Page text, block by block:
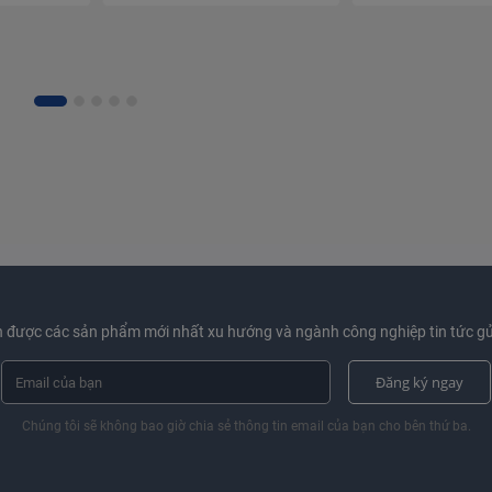
được các sản phẩm mới nhất xu hướng và ngành công nghiệp tin tức
Đăng ký ngay
Chúng tôi sẽ không bao giờ chia sẻ thông tin email của bạn cho bên thứ ba.